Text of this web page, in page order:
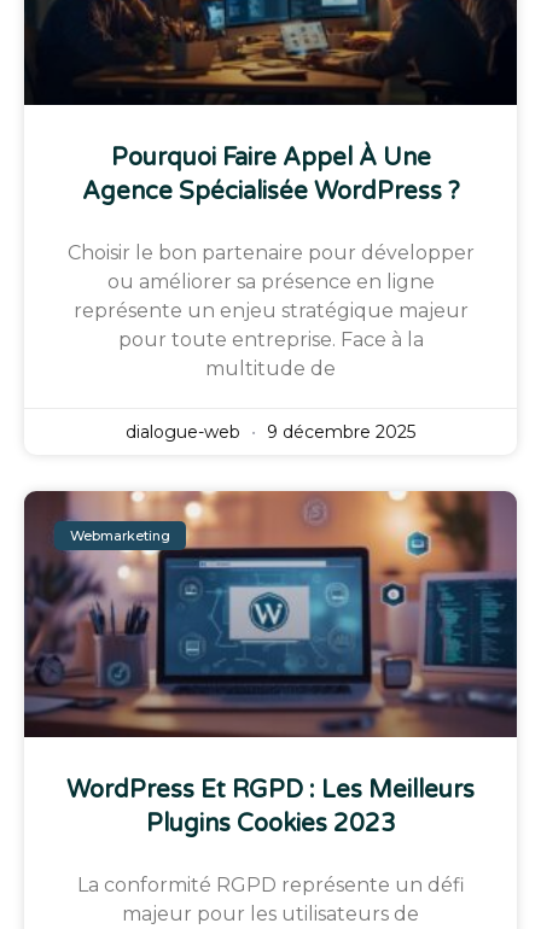
Pourquoi Faire Appel À Une
Agence Spécialisée WordPress ?
Choisir le bon partenaire pour développer
ou améliorer sa présence en ligne
représente un enjeu stratégique majeur
pour toute entreprise. Face à la
multitude de
dialogue-web 9 décembre 2025
Webmarketing
WordPress Et RGPD : Les Meilleurs
Plugins Cookies 2023
La conformité RGPD représente un défi
majeur pour les utilisateurs de